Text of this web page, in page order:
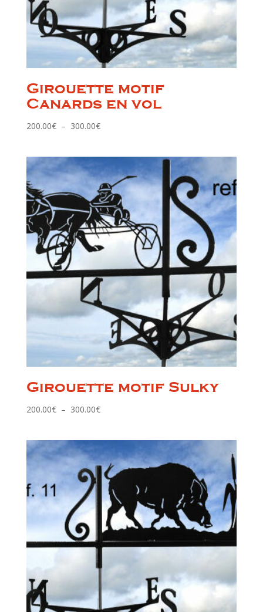
Girouette motif
Canards en vol
200.00€ – 300.00€Plage
à
300.00€
Girouette motif Sulky
200.00€ – 300.00€Plage
200.00€
à
300.00€